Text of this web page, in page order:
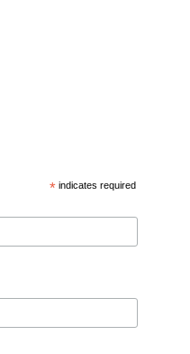
* indicates required